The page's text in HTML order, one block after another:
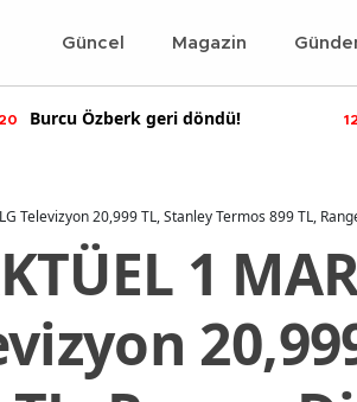
Güncel Magazin
12:10
Mauro Icardi'den olay yaratan
Televizyon 20,999 TL, Stanley Termos 899 TL,
1